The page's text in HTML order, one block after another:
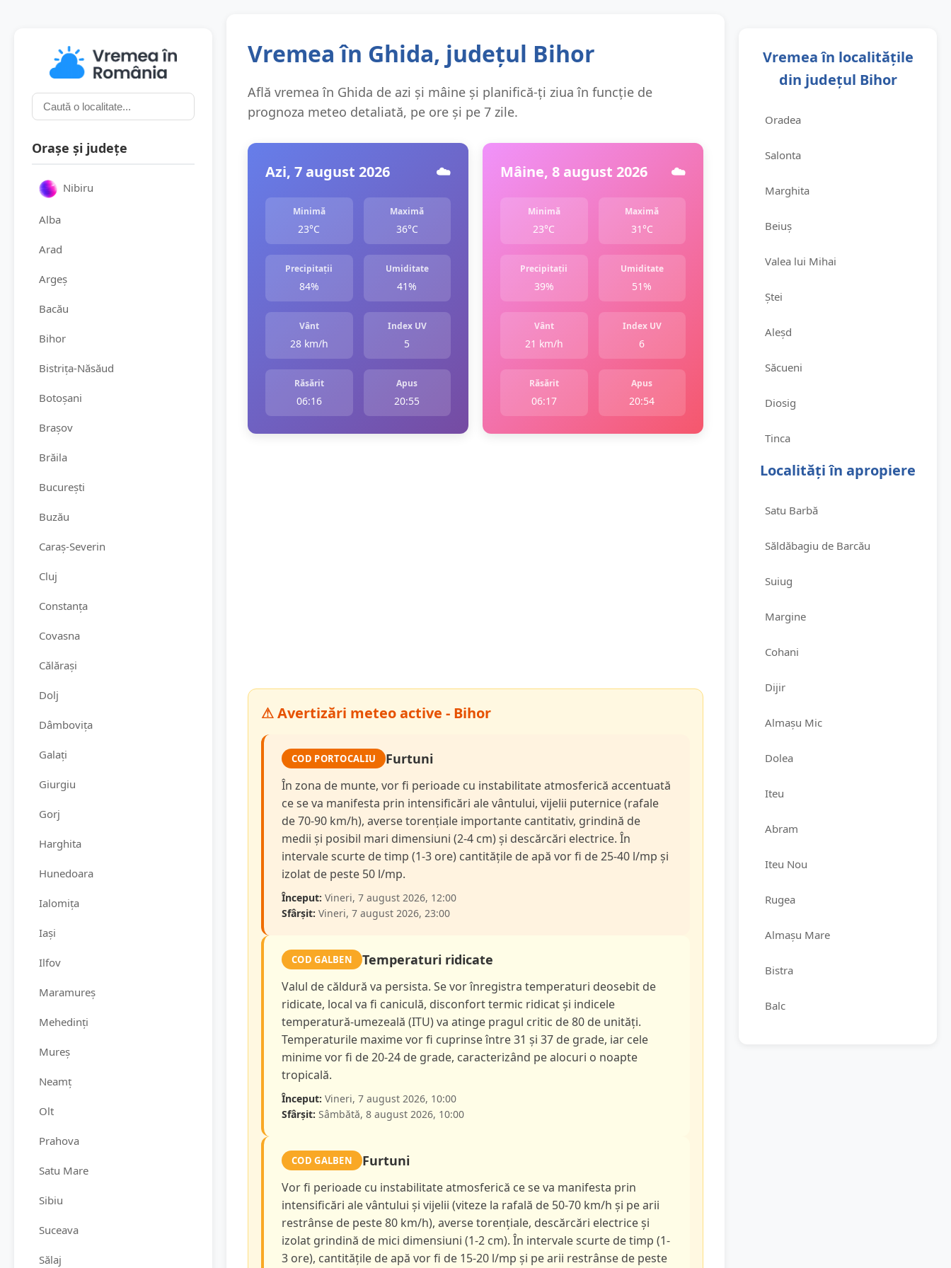
Orașe și județe
Nibiru
Alba
Arad
Argeș
Bacău
Bihor
Bistrița-Năsăud
Botoșani
Brașov
Brăila
București
Buzău
Caraș-Severin
Cluj
Constanța
Covasna
Călărași
Dolj
Dâmbovița
Galați
Giurgiu
Gorj
Harghita
Hunedoara
Ialomița
Iași
Ilfov
Maramureș
Mehedinți
Mureș
Neamț
Olt
Prahova
Satu Mare
Sibiu
Suceava
Sălaj
Vremea în Ghida, județul Bihor
Află vremea în Ghida de azi și mâine și planifică-ți ziua în funcție de
prognoza meteo detaliată, pe ore și pe 7 zile.
Azi, 7 august 2026 ☁️
Minimă
23°C
Maximă
36°C
Precipitații
84%
Umiditate
41%
Vânt
28 km/h
Index UV
5
Răsărit
06:16
Apus
20:55
Mâine, 8 august 2026 ☁️
Minimă
23°C
Maximă
31°C
Precipitații
39%
Umiditate
51%
Vânt
21 km/h
Index UV
6
Răsărit
06:17
Apus
20:54
⚠ Avertizări meteo active - Bihor
COD PORTOCALIU Furtuni
În zona de munte, vor fi perioade cu instabilitate atmosferică accentuată
ce se va manifesta prin intensificări ale vântului, vijelii puternice (rafale
de 70-90 km/h), averse torențiale importante cantitativ, grindină de
medii și posibil mari dimensiuni (2-4 cm) și descărcări electrice. În
intervale scurte de timp (1-3 ore) cantitățile de apă vor fi de 25-40 l/mp și
izolat de peste 50 l/mp.
Început: Vineri, 7 august 2026, 12:00
Sfârșit: Vineri, 7 august 2026, 23:00
COD GALBEN Temperaturi ridicate
Valul de căldură va persista. Se vor înregistra temperaturi deosebit de
ridicate, local va fi caniculă, disconfort termic ridicat și indicele
temperatură-umezeală (ITU) va atinge pragul critic de 80 de unități.
Temperaturile maxime vor fi cuprinse între 31 și 37 de grade, iar cele
minime vor fi de 20-24 de grade, caracterizând pe alocuri o noapte
tropicală.
Început: Vineri, 7 august 2026, 10:00
Sfârșit: Sâmbătă, 8 august 2026, 10:00
COD GALBEN Furtuni
Vor fi perioade cu instabilitate atmosferică ce se va manifesta prin
intensificări ale vântului și vijelii (viteze la rafală de 50-70 km/h și pe arii
restrânse de peste 80 km/h), averse torențiale, descărcări electrice și
izolat grindină de mici dimensiuni (1-2 cm). În intervale scurte de timp (1-
3 ore), cantitățile de apă vor fi de 15-20 l/mp și pe arii restrânse de peste
Vremea în localitățile
din județul Bihor
Oradea
Salonta
Marghita
Beiuș
Valea lui Mihai
Ștei
Aleșd
Săcueni
Diosig
Tinca
Localități în apropiere
Satu Barbă
Săldăbagiu de Barcău
Suiug
Margine
Cohani
Dijir
Almașu Mic
Dolea
Iteu
Abram
Iteu Nou
Rugea
Almașu Mare
Bistra
Balc